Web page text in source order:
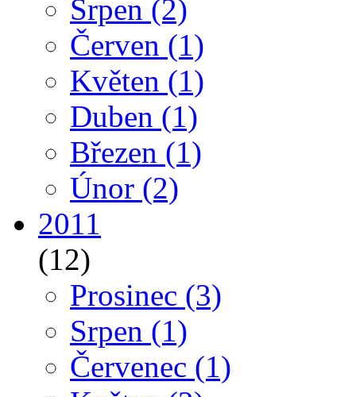
Srpen (2)
Červen (1)
Květen (1)
Duben (1)
Březen (1)
Únor (2)
2011
(12)
Prosinec (3)
Srpen (1)
Červenec (1)